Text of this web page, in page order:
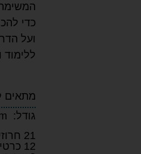
כדי להכין
ועל
ללימוד
מתאים לגיל 18
גודל: 15,5cm x 8,0cm x 15,5cm
21 חרוזי עץ
12 כרטיסים